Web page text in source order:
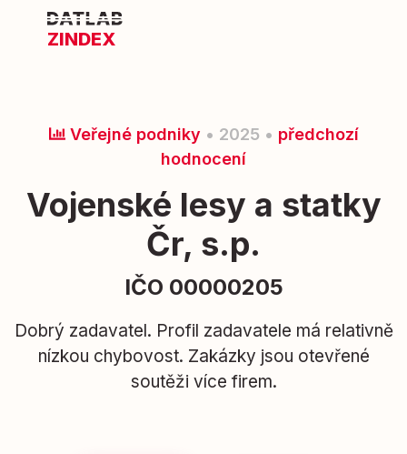
ZINDEX
Veřejné podniky • 2025 • předchozí
hodnocení
Vojenské lesy a statky
Čr, s.p.
IČO 00000205
Dobrý zadavatel. Profil zadavatele má relativně
nízkou chybovost. Zakázky jsou otevřené
soutěži více firem.